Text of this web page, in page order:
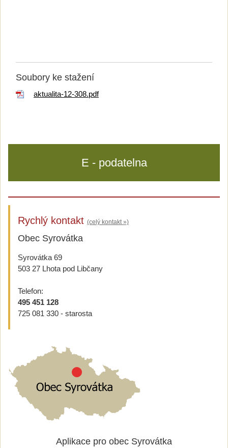
Soubory ke stažení
aktualita-12-308.pdf
E - podatelna
Rychlý kontakt (celý kontakt »)
Obec Syrovátka
Syrovátka 69
503 27 Lhota pod Libčany
Telefon:
495 451 128
725 081 330 - starosta
Aplikace pro obec Syrovátka